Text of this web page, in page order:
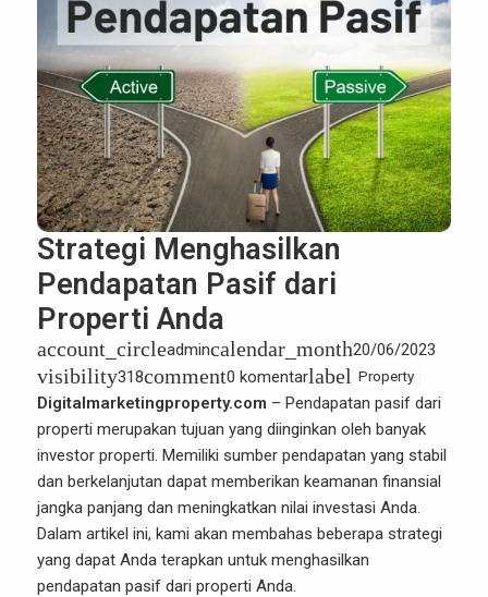
Strategi Menghasilkan
Pendapatan Pasif dari
Properti Anda
account_circleadmincalendar_month20/06/2023
visibility318comment0 komentarlabel Property
Digitalmarketingproperty.com – Pendapatan pasif dari
properti merupakan tujuan yang diinginkan oleh banyak
investor properti. Memiliki sumber pendapatan yang stabil
dan berkelanjutan dapat memberikan keamanan finansial
jangka panjang dan meningkatkan nilai investasi Anda.
Dalam artikel ini, kami akan membahas beberapa strategi
yang dapat Anda terapkan untuk menghasilkan
pendapatan pasif dari properti Anda.